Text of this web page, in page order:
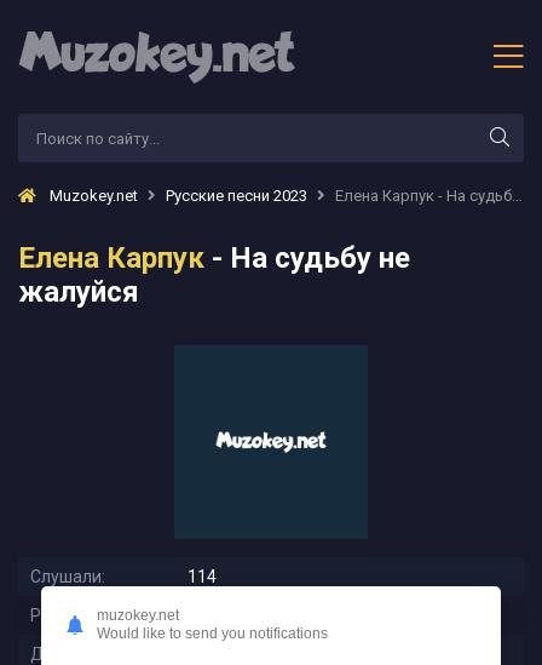
Muzokey.net Русские песни 2023 Елена Карпук - На судьбу не жалуйся
Елена Карпук - На судьбу не
жалуйся
Слушали:
114
Размер:
Длительность:
muzokey.net
Would like to send you notifications